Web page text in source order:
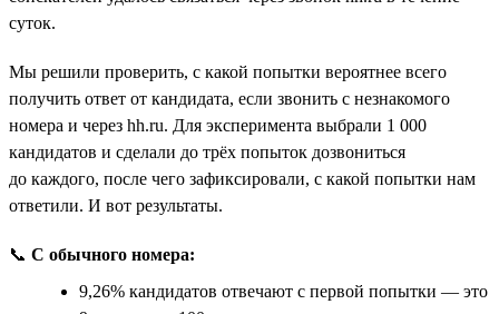
суток.
Мы решили проверить, с какой попытки вероятнее всего
получить ответ от кандидата, если звонить с незнакомого
номера и через hh.ru. Для эксперимента выбрали 1 000
кандидатов и сделали до трёх попыток дозвониться
до каждого, после чего зафиксировали, с какой попытки нам
ответили. И вот результаты.
📞 С обычного номера:
9,26% кандидатов отвечают с первой попытки — это